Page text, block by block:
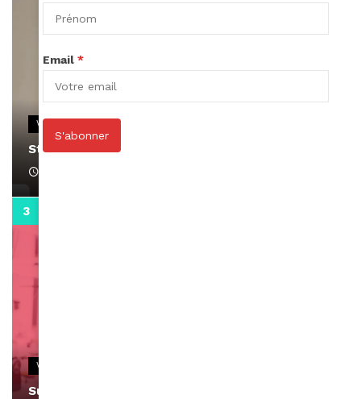
VIDEOS
Stacy passe un message
VIDEOS
Support Black Business Wee-kend
Email *
S'abonner